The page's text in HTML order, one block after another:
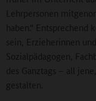
Lehrpersonen
haben.“
sein, Erzieherinnen
Sozialpädagogen,
des Ganztags – all
gestalten.